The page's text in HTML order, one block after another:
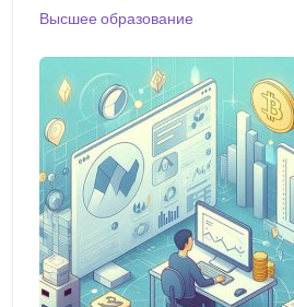
Высшее образование